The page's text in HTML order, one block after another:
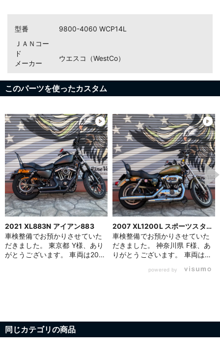
型番
9800-4060 WCP14L
ＪＡＮコー
ド
メーカー
ウエスコ（WestCo）
このパーツを使ったカスタム
2021 XL883N アイアン883
車検整備でお預かりさせていた
だきました。 東京都 Y様、あり
がとうございます。 車両は2021
リーへ新品交換を行いました。
バッテリーは日常の走行では劣
化に気づきにくい消耗品のひと
2007 XL1200L スポーツスター
1200 ロー
車検整備でお預かりさせていた
だきました。 神奈川県 F様、あ
りがとうございます。 車両は
ー1200ロー。車検整備に合わせ
したので、今回スパークプラグ
換したのはハーレーダビッドソ
powered by
同じカテゴリの商品